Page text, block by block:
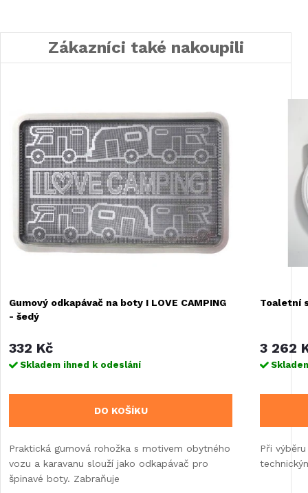
Zákazníci také nakoupili
Gumový odkapávač na boty I LOVE CAMPING
- šedý
332 Kč
Skladem ihned k odeslání
DO KOŠÍKU
Praktická gumová rohožka s motivem obytného
vozu a karavanu slouží jako odkapávač pro
špinavé boty. Zabraňuje
Toaletní
3 262
Při